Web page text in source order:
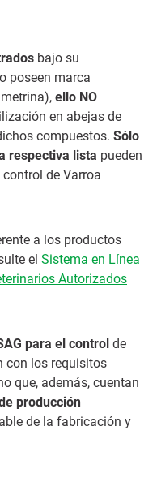
bajo su
poseen marca
ello NO
en abejas de
compuestos. Sólo
respectiva lista pueden
de Varroa
a los productos
el Sistema en Línea
Autorizados
para el control de
con los requisitos
que, además, cuentan
producción
de la fabricación y